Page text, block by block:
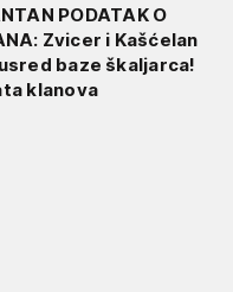
PODATAK O
Zvicer i Kašćelan
baze škaljarca!
klanova